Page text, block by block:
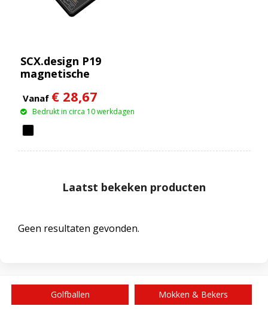
SCX.design P19
magnetische
van 5000 mAh 5 W
Vanaf € 28,67
Bedrukt in circa 10 werkdagen
Laatst bekeken producten
Geen resultaten gevonden.
Golfballen Mokken & Bekers